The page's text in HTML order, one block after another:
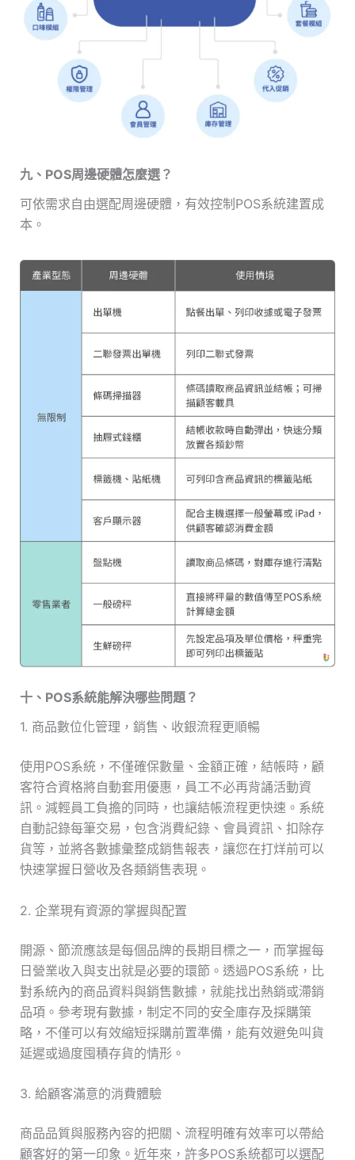
九、POS周邊硬體怎麼選？
可依需求自由選配周邊硬體，有效控制POS系統建置成
本。
十、POS系統能解決哪些問題？
1. 商品數位化管理，銷售、收銀流程更順暢
使用POS系統，不僅確保數量、金額正確，結帳時，顧
客符合資格將自動套用優惠，員工不必再背誦活動資
訊。減輕員工負擔的同時，也讓結帳流程更快速。系統
自動記錄每筆交易，包含消費紀錄、會員資訊、扣除存
貨等，並將各數據彙整成銷售報表，讓您在打烊前可以
快速掌握日營收及各類銷售表現。
2. 企業現有資源的掌握與配置
開源、節流應該是每個品牌的長期目標之一，而掌握每
日營業收入與支出就是必要的環節。透過POS系統，比
對系統內的商品資料與銷售數據，就能找出熱銷或滯銷
品項。參考現有數據，制定不同的安全庫存及採購策
略，不僅可以有效縮短採購前置準備，能有效避免叫貨
延遲或過度囤積存貨的情形。
3. 給顧客滿意的消費體驗
商品品質與服務內容的把關、流程明確有效率可以帶給
顧客好的第一印象。近年來，許多POS系統都可以選配